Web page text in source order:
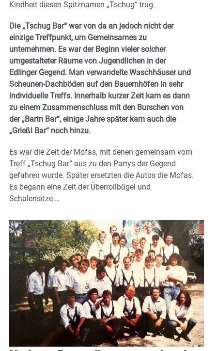
Kindheit diesen Spitznamen „Tschug“ trug.
Die „Tschug Bar“ war von da an jedoch nicht der
einzige Treffpunkt, um Gemeinsames zu
unternehmen. Es war der Beginn vieler solcher
umgestalteter Räume von Jugendlichen in der
Edlinger Gegend. Man verwandelte Waschhäuser und
Scheunen-Dachböden auf den Bauernhöfen in sehr
individuelle Treffs. Innerhalb kurzer Zeit kam es dann
zu einem Zusammenschluss mit den Burschen von
der „Bartn Bar“, einige Jahre später kam auch die
„Grießl Bar“ noch hinzu.
Es war die Zeit der Mofas, mit denen gemeinsam vom
Treff „Tschug Bar“ aus zu den Partys der Gegend
gefahren wurde. Später ersetzten die Autos die Mofas.
Es begann eine Zeit der Überrollbügel und
Schalensitze …